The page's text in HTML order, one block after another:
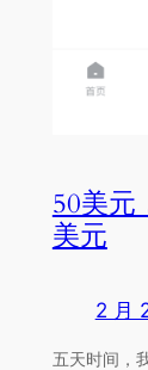
50美元
美元
2 月
五天时间，